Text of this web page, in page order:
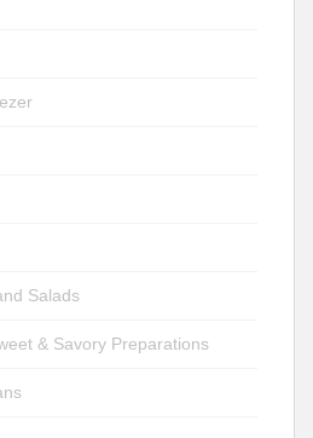
Salads
& Savory Preparations